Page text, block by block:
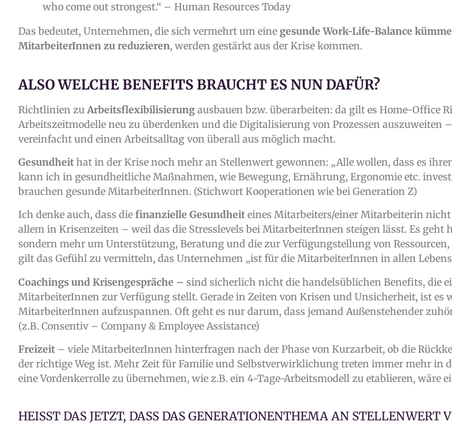
who come out strongest.“ – Human Resources Today
Das bedeutet, Unternehmen, die sich vermehrt um eine gesunde Work-Life-Balance
MitarbeiterInnen zu reduzieren, werden gestärkt aus der Krise kommen.
ALSO WELCHE BENEFITS BRAUCHT ES NUNDAFÜR?
Richtlinien zu Arbeitsflexibilisierung ausbauen bzw. überarbeiten: da gilt es Home-Office
Arbeitszeitmodelle neu zu überdenken und die Digitalisierung von Prozessen auszuweiten
vereinfacht und einen Arbeitsalltag von überall aus möglich macht.
Gesundheit hat in der Krise noch mehr an Stellenwert gewonnen: „Alle wollen, dass es
kann ich in gesundheitliche Maßnahmen, wie Bewegung, Ernährung, Ergonomie etc.
brauchen gesunde MitarbeiterInnen. (Stichwort Kooperationen wie bei Generation Z)
Ich denke auch, dass die finanzielle Gesundheit eines Mitarbeiters/einer Mitarbeiterin nicht
allem in Krisenzeiten – weil das die Stresslevels bei MitarbeiterInnen steigen lässt. Es
sondern mehr um Unterstützung, Beratung und die zur Verfügungstellung von
gilt das Gefühl zu vermitteln, das Unternehmen „ist für die MitarbeiterInnen in allen
Coachings und Krisengespräche – sind sicherlich nicht die handelsüblichen Benefits, die
MitarbeiterInnen zur Verfügung stellt. Gerade in Zeiten von Krisen und Unsicherheit, ist
MitarbeiterInnen aufzuspannen. Oft geht es nur darum, dass jemand Außenstehender
(z.B. Consentiv – Company & Employee Assistance)
Freizeit – viele MitarbeiterInnen hinterfragen nach der Phase von Kurzarbeit, ob die
der richtige Weg ist. Mehr Zeit für Familie und Selbstverwirklichung treten immer mehr in
eine Vordenkerrolle zu übernehmen, wie z.B. ein 4-Tage-Arbeitsmodell zu etablieren, wäre
HEISST DAS JETZT, DASS DAS GENERATIONENTHEMA AN STELLENWERT